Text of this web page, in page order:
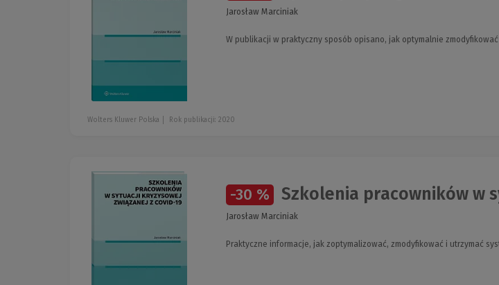
Jarosław Marciniak
W publikacji w praktyczny sposób opisano, jak optymalnie
Wolters Kluwer Polska Rok publikacji: 2020
-30 % Szkolenia pracowników w
Jarosław Marciniak
Praktyczne informacje, jak zoptymalizować, zmodyfikować i utrzymać